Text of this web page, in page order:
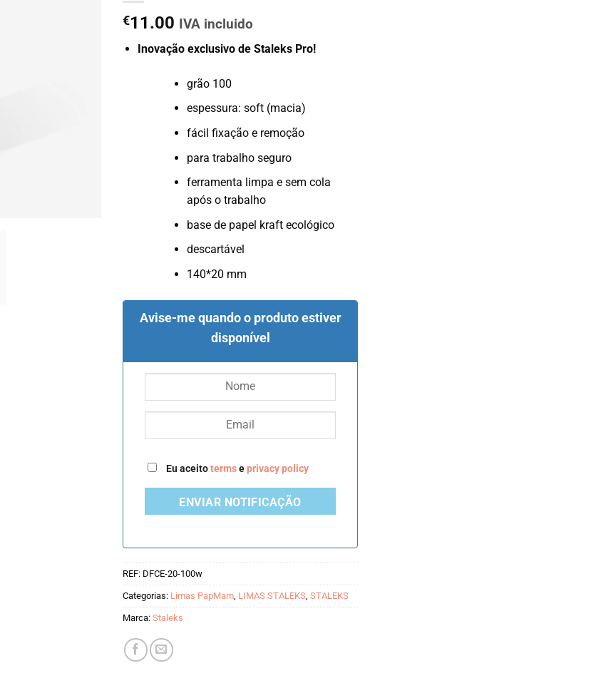
€11.00 IVA incluido
Inovação exclusivo de Staleks Pro!
grão 100
espessura: soft (macia)
fácil fixação e remoção
para trabalho seguro
ferramenta limpa e sem cola
após o trabalho
base de papel kraft ecológico
descartável
140*20 mm
Avise-me quando o produto estiver
disponível
Eu aceitotermseprivacy policy
ENVIAR NOTIFICAÇÃO
REF: DFCE-20-100w
Categorias: Limas PapMam LIMAS STALEKS STALEKS
Marca: Staleks